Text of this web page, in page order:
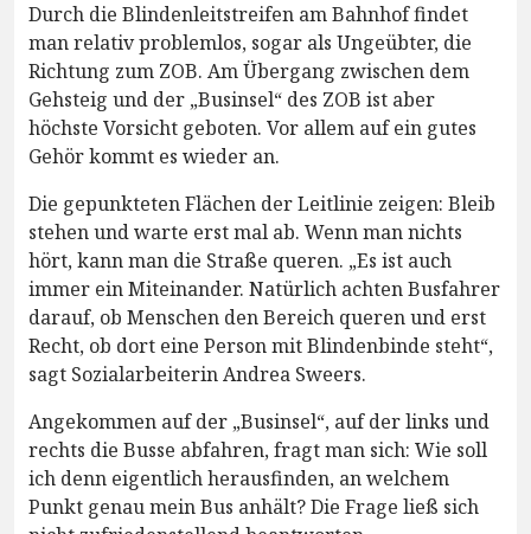
Durch die Blindenleitstreifen am Bahnhof findet
man relativ problemlos, sogar als Ungeübter, die
Richtung zum ZOB. Am Übergang zwischen dem
Gehsteig und der „Businsel“ des ZOB ist aber
höchste Vorsicht geboten. Vor allem auf ein gutes
Gehör kommt es wieder an.
Die gepunkteten Flächen der Leitlinie zeigen: Bleib
stehen und warte erst mal ab. Wenn man nichts
hört, kann man die Straße queren. „Es ist auch
immer ein Miteinander. Natürlich achten Busfahrer
darauf, ob Menschen den Bereich queren und erst
Recht, ob dort eine Person mit Blindenbinde steht“,
sagt Sozialarbeiterin Andrea Sweers.
Angekommen auf der „Businsel“, auf der links und
rechts die Busse abfahren, fragt man sich: Wie soll
ich denn eigentlich herausfinden, an welchem
Punkt genau mein Bus anhält? Die Frage ließ sich